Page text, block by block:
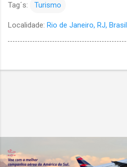
Tag´s: Turismo
Localidade: Rio de Janeiro, RJ, Brasil